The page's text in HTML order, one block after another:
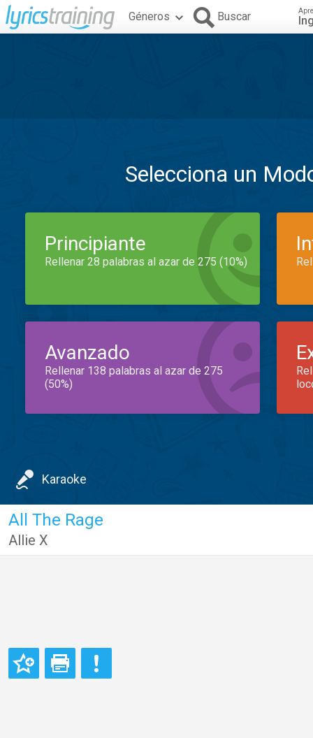
Géneros Buscar
Selecciona un
Principiante
Rellenar 28 palabras al azar de 275 (10%)
Avanzado
Rellenar 138 palabras al azar de 275
(50%)
Karaoke
All The Rage
Allie X